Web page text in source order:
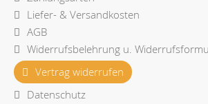
Liefer- & Versandkosten
AGB
Widerrufsbelehrung u.
Vertrag widerrufen
Datenschutz